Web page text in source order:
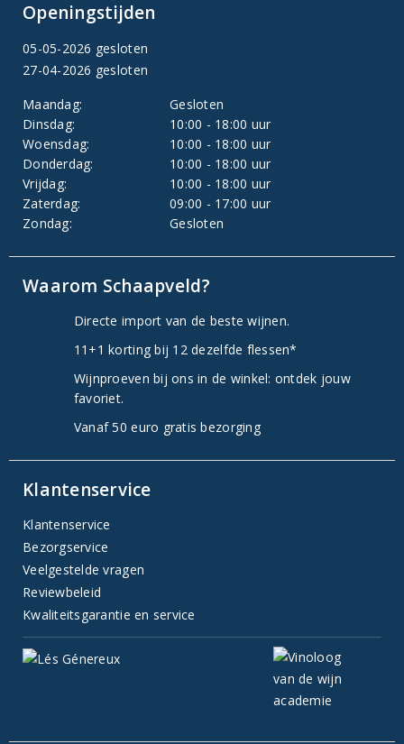
Openingstijden
05-05-2026 gesloten
27-04-2026 gesloten
Maandag:
Gesloten
Dinsdag:
10:00 - 18:00 uur
Woensdag:
10:00 - 18:00 uur
Donderdag:
10:00 - 18:00 uur
Vrijdag:
10:00 - 18:00 uur
Zaterdag:
09:00 - 17:00 uur
Zondag:
Gesloten
Waarom Schaapveld?
Directe import van de beste wijnen.
11+1 korting bij 12 dezelfde flessen*
Wijnproeven bij ons in de winkel: ontdek jouw
favoriet.
Vanaf 50 euro gratis bezorging
Klantenservice
Klantenservice
Bezorgservice
Veelgestelde vragen
Reviewbeleid
Kwaliteitsgarantie en service